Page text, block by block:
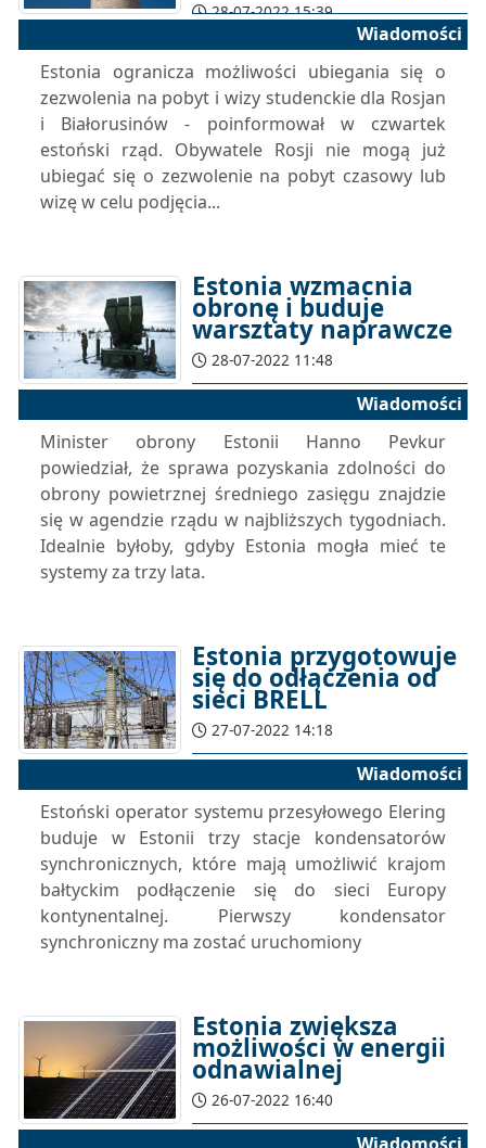
28-07-2022 15:39
Wiadomości
Estonia ogranicza możliwości ubiegania się o
zezwolenia na pobyt i wizy studenckie dla Rosjan
i Białorusinów - poinformował w czwartek
estoński rząd. Obywatele Rosji nie mogą już
ubiegać się o zezwolenie na pobyt czasowy lub
wizę w celu podjęcia...
Estonia wzmacnia
obronę i buduje
warsztaty naprawcze
28-07-2022 11:48
Wiadomości
Minister obrony Estonii Hanno Pevkur
powiedział, że sprawa pozyskania zdolności do
obrony powietrznej średniego zasięgu znajdzie
się w agendzie rządu w najbliższych tygodniach.
Idealnie byłoby, gdyby Estonia mogła mieć te
systemy za trzy lata.
Estonia przygotowuje
się do odłączenia od
sieci BRELL
27-07-2022 14:18
Wiadomości
Estoński operator systemu przesyłowego Elering
buduje w Estonii trzy stacje kondensatorów
synchronicznych, które mają umożliwić krajom
bałtyckim podłączenie się do sieci Europy
kontynentalnej. Pierwszy kondensator
synchroniczny ma zostać uruchomiony
Estonia zwiększa
możliwości w energii
odnawialnej
26-07-2022 16:40